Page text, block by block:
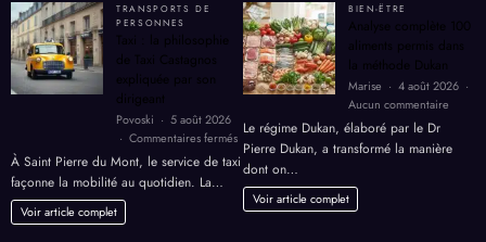
TRANSPORTS DE
PERSONNES
Taxi : la philosophie
de Taxi Castagnos
expliquée par son
dirigeant
Povoski
5 août 2026
Commentaires ferméssur
Taxi
la
philosophie
À Saint Pierre du Mont, le service de taxi
façonne la mobilité au quotidien. La…
Voir article complet
BIEN-ËTRE
Analyse complète 100
aliments permis dans
la méthode Dukan
Marise
4 août 2026
Aucun commentaire
100
Le régime Dukan, élaboré par le Dr
Pierre Dukan, a transformé la manière
dont on…
Voir article complet